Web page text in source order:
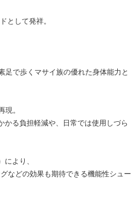
として発祥。
足で歩くマサイ族の優れた身体能力と
現。
かる負担軽減や、日常では使用しづら
より、
などの効果も期待できる機能性シュー